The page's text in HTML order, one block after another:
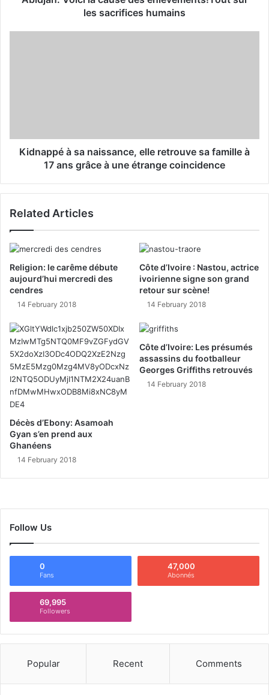
les sacrifices humains
Kidnappé à sa naissance, elle retrouve sa famille à
17 ans grâce à une étrange coincidence
Related Articles
Religion: le carême débute
aujourd’hui mercredi des
cendres
14 February 2018
Côte d’Ivoire : Nastou, actrice
ivoirienne signe son grand
retour sur scène!
14 February 2018
Décès d’Ebony: Asamoah
Gyan s’en prend aux
Ghanéens
14 February 2018
Côte d’Ivoire: Les présumés
assassins du footballeur
Georges Griffiths retrouvés
14 February 2018
Follow Us
0
Fans
47,000
Abonnés
69,995
Followers
Popular Recent Comments